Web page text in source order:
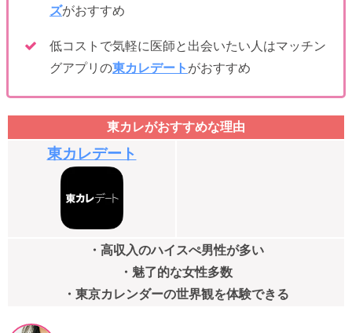
ズがおすすめ
低コストで気軽に医師と出会いたい人はマッチン
グアプリの東カレデート がおすすめ
東カレがおすすめな理由
東カレデート
・高収入のハイスぺ男性が多い
・魅了的な女性多数
・東京カレンダーの世界観を体験できる